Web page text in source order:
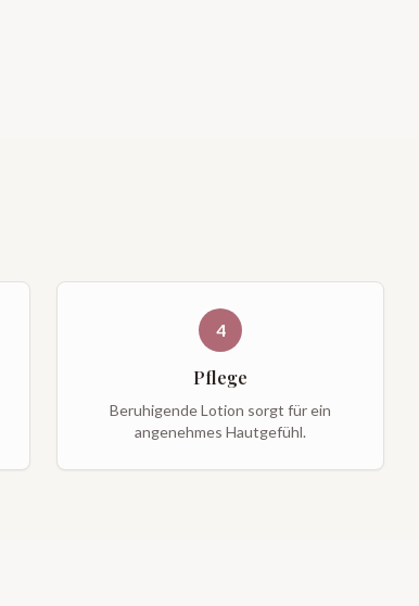
4
Pflege
Beruhigende Lotion sorgt für ein
angenehmes Hautgefühl.